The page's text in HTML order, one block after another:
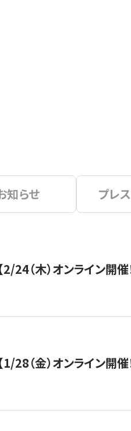
知らせ プレ
【2/24（木）オンライン
【1/28（金）オンライン開